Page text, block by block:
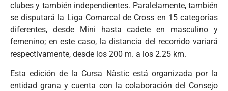
clubes y también independientes. Paralelamente, también
se disputará la Liga Comarcal de Cross en 15 categorías
diferentes, desde Mini hasta cadete en masculino y
femenino; en este caso, la distancia del recorrido variará
respectivamente, desde los 200 m. a los 2.25 km.
Esta edición de la Cursa Nàstic está organizada por la
entidad grana y cuenta con la colaboración del Consejo